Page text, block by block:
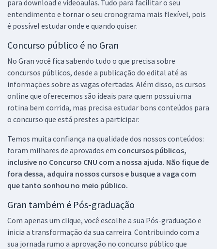
para download e videoaulas. Tudo para facilitar o seu
entendimento e tornar o seu cronograma mais flexível, pois
é possível estudar onde e quando quiser.
Concurso público é no Gran
No Gran você fica sabendo tudo o que precisa sobre
concursos públicos, desde a publicação do edital até as
informações sobre as vagas ofertadas. Além disso, os cursos
online que oferecemos são ideais para quem possui uma
rotina bem corrida, mas precisa estudar bons conteúdos para
o concurso que está prestes a participar.
Temos muita confiança na qualidade dos nossos conteúdos:
foram milhares de aprovados em concursos públicos,
inclusive no Concurso CNU com a nossa ajuda. Não fique de
fora dessa, adquira nossos cursos e busque a vaga com
que tanto sonhou no meio público.
Gran também é Pós-graduação
Com apenas um clique, você escolhe a sua Pós-graduação e
inicia a transformação da sua carreira. Contribuindo com a
sua jornada rumo a aprovação no concurso público que